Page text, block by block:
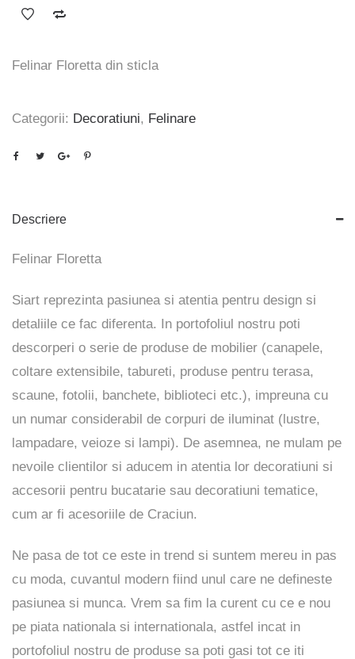
Felinar Floretta din sticla
Categorii: Decoratiuni, Felinare
Descriere
Felinar Floretta
Siart reprezinta pasiunea si atentia pentru design si
detaliile ce fac diferenta. In portofoliul nostru poti
descorperi o serie de produse de mobilier (canapele,
coltare extensibile, tabureti, produse pentru terasa,
scaune, fotolii, banchete, biblioteci etc.), impreuna cu
un numar considerabil de corpuri de iluminat (lustre,
lampadare, veioze si lampi). De asemnea, ne mulam pe
nevoile clientilor si aducem in atentia lor decoratiuni si
accesorii pentru bucatarie sau decoratiuni tematice,
cum ar fi acesoriile de Craciun.
Ne pasa de tot ce este in trend si suntem mereu in pas
cu moda, cuvantul modern fiind unul care ne defineste
pasiunea si munca. Vrem sa fim la curent cu ce e nou
pe piata nationala si internationala, astfel incat in
portofoliul nostru de produse sa poti gasi tot ce iti